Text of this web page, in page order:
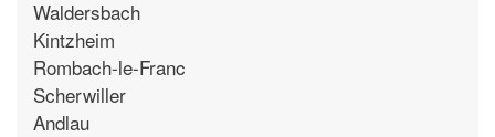
Waldersbach
Kintzheim
Rombach-le-Franc
Scherwiller
Andlau